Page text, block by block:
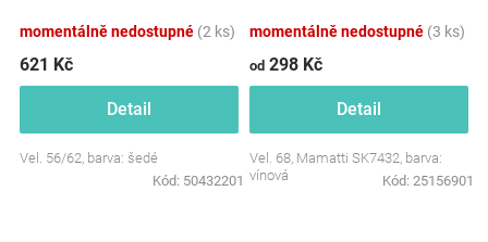
momentálně nedostupné (2 ks)
621 Kč
Detail
Vel. 56/62, barva: šedé
Kód: 50432201
momentálně nedostupné (3 ks)
od 298 Kč
Detail
Vel. 68, Mamatti SK7432, barva:
vínová
Kód: 25156901